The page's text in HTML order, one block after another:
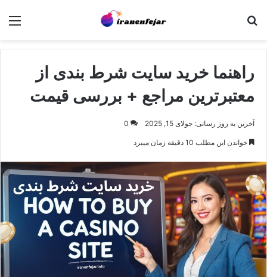
راهنما خرید سایت شرط بندی از
معتبرترین مراجع + بررسی قیمت
آخرین به روز رسانی: جولای 15, 2025 0
خواندن این مطلب 10 دقیقه زمان میبرد